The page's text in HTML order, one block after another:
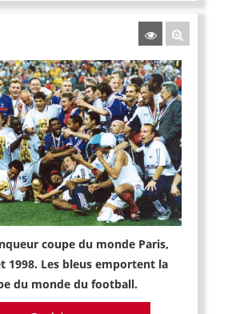
coupe du monde Paris,
1998. Les bleus emportent la
du monde du football.